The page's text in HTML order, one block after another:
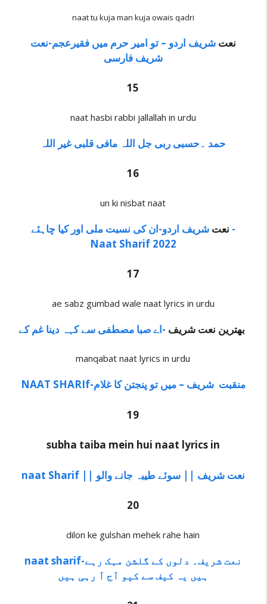
naat tu kuja man kuja owais qadri
نعتشریف اردو – تو امیر حرم میں فقیرعجم-نعت
شریف فارسی
15
naat hasbi rabbi jallallah in urdu
حمد ۔حسبی ربی جل اللہ مافی قلبی غیر اللہ
16
un ki nisbat naat
نعتشریف اردو-ان کی نسبت ملی اور کیا چاہئے -
Naat Sharif 2022
17
ae sabz gumbad wale naat lyrics in urdu
بھترین نعت شریف
manqabat naat lyrics in urdu
NAAT SHARIf-منقبت شریف – میں تو پنجتن کا غلام
19
subha taiba mein hui naat lyrics in
naat Sharif || نعت شریف || سوئے طیبہ جانے والو
20
dilon ke gulshan mehek rahe hain
naat sharif-نعت شریف۔ دلوں کے گلشن مہک رہے
ہیں یہ کیف سے کیو آج آ رہی ہیں